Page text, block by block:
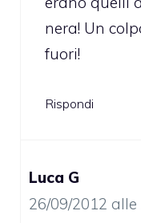
nera! Un
fuori!
Rispondi
Luca G
26/09/2012 alle